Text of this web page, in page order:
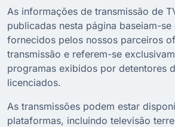
As informações de transmissão de
publicadas nesta página baseiam-se
fornecidos pelos nossos parceiros
transmissão e referem-se
programas exibidos por detentores
licenciados.
As transmissões podem estar
plataformas, incluindo televisão